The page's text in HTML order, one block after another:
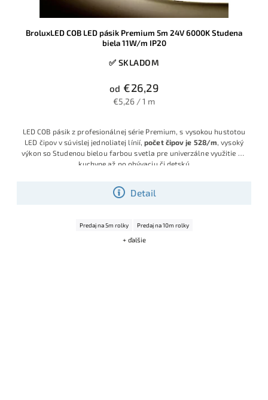
BroluxLED COB LED pásik Premium 5m 24V 6000K Studena
biela 11W/m IP20
✅ SKLADOM
od €26,29
€5,26 / 1 m
Detail
LED COB pásik z profesionálnej série Premium, s vysokou hustotou
LED čipov v súvislej jednoliatej línií,počet čipov je 528/m , vysoký
výkon so Studenou bielou farbou svetla pre univerzálne využitie od
kuchyne až po obývaciu či detskú
Predaj na 5m rolky Predaj na 10m rolky
+ ďalšie